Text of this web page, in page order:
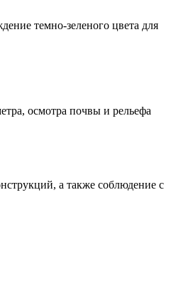
темно-зеленого цвета для
осмотра почвы и рельефа
а также соблюдение с